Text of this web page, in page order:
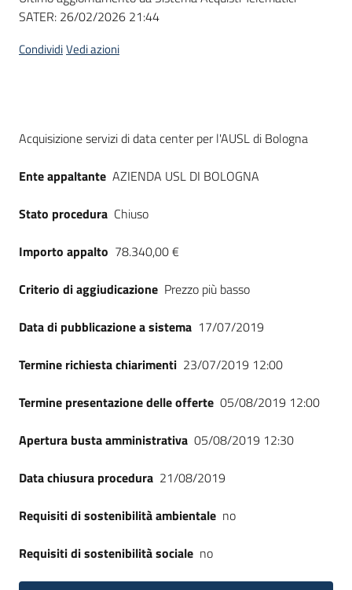
Supporto
English
site
su
SATER: 26/02/2026 21:44
CondividiVedi azioni
Dati del bando
Acquisizione servizi di data center per l'AUSL di Bologna
Ente appaltante AZIENDA USL DI BOLOGNA
Stato procedura Chiuso
Importo appalto 78.340,00 €
Criterio di aggiudicazione Prezzo più basso
Data di pubblicazione a sistema 17/07/2019
Termine richiesta chiarimenti 23/07/2019 12:00
Termine presentazione delle offerte 05/08/2019 12:00
Apertura busta amministrativa 05/08/2019 12:30
Data chiusura procedura 21/08/2019
Requisiti di sostenibilità ambientale no
Requisiti di sostenibilità sociale no